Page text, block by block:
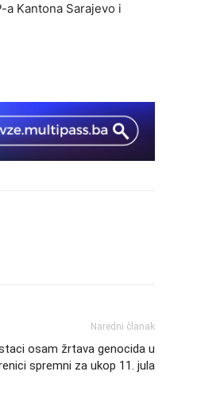
Kantona Sarajevo i
Naredni članak
osam žrtava genocida u
spremni za ukop 11. jula